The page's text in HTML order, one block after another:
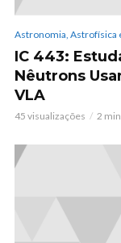
Astronomia, Astrofísica
IC 443:
Nêutrons
VLA
45 visualizações 2